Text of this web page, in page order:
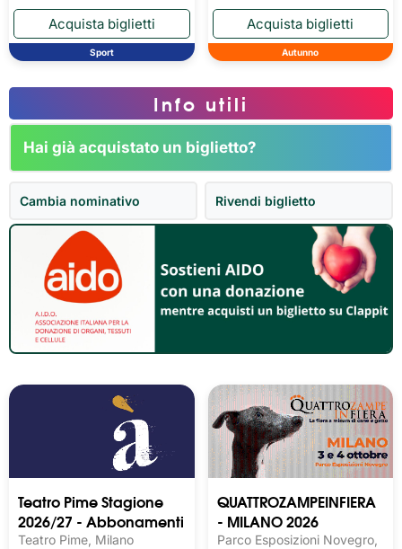
Sport Autunno
Teatro Pime Stagione
2026/27 - Abbonamenti
Teatro Pime, Milano
QUATTROZAMPEINFIERA
- MILANO 2026
Parco Esposizioni Novegro,
Info utili
Hai già acquistato un biglietto?
Cambia nominativo Rivendi biglietto